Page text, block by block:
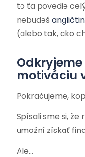
to ťa povedie
nebudeš
(alebo tak, ako
motiváciu
Pokračujeme,
Spísali sme si,
umožní získať
Ale…